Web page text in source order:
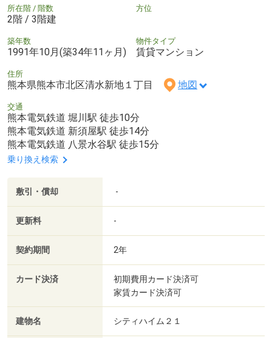
所在階 / 階数
2階 / 3階建
方位
築年数
1991年10月(築34年11ヶ月)
物件タイプ
賃貸マンション
住所
熊本県熊本市北区清水新地１丁目 地図
交通
熊本電気鉄道 堀川駅 徒歩10分
熊本電気鉄道 新須屋駅 徒歩14分
熊本電気鉄道 八景水谷駅 徒歩15分
乗り換え検索
敷引・償却 -
更新料 -
契約期間 2年
カード決済
初期費用カード決済可
家賃カード決済可
建物名 シティハイム２１